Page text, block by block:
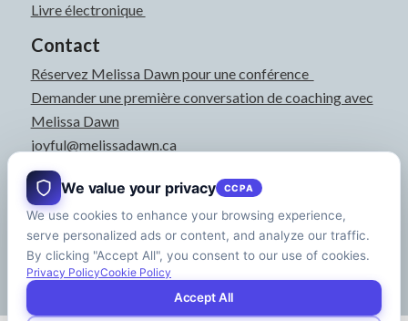
Livre électronique
Contact
Réservez Melissa Dawn pour une conférence
Demander une première conversation de coaching avec
Melissa Dawn
joyful@melissadawn.ca
514-583-3061
Montréal, QC, Canada
À propos
Dossier de presse
We value your privacy CCPA
We use cookies to enhance your browsing experience,
serve personalized ads or content, and analyze our traffic.
By clicking "Accept All", you consent to our use of cookies.
Privacy PolicyCookie Policy
Accept All